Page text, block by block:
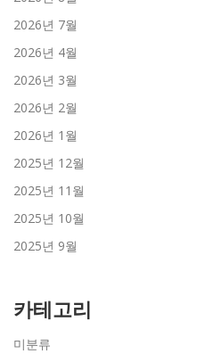
2026년 7월
2026년 4월
2026년 3월
2026년 2월
2026년 1월
2025년 12월
2025년 11월
2025년 10월
2025년 9월
카테고리
미분류